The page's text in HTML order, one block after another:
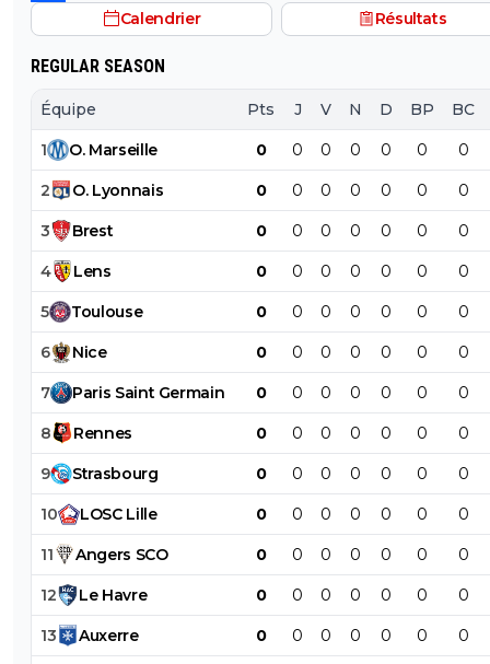
Calendrier Résultats
REGULAR SEASON
Équipe Pts J V N D BP BC
1 O. Marseille 0 0 0 0 0 0 0
2 O. Lyonnais 0 0 0 0 0 0 0
3 Brest 0 0 0 0 0 0 0
4 Lens 0 0 0 0 0 0 0
5 Toulouse 0 0 0 0 0 0 0
6 Nice 0 0 0 0 0 0 0
7 Paris Saint Germain 0 0 0 0 0 0 0
8 Rennes 0 0 0 0 0 0 0
9 Strasbourg 0 0 0 0 0 0 0
10 LOSC Lille 0 0 0 0 0 0 0
11 Angers SCO 0 0 0 0 0 0 0
12 Le Havre 0 0 0 0 0 0 0
13 Auxerre 0 0 0 0 0 0 0